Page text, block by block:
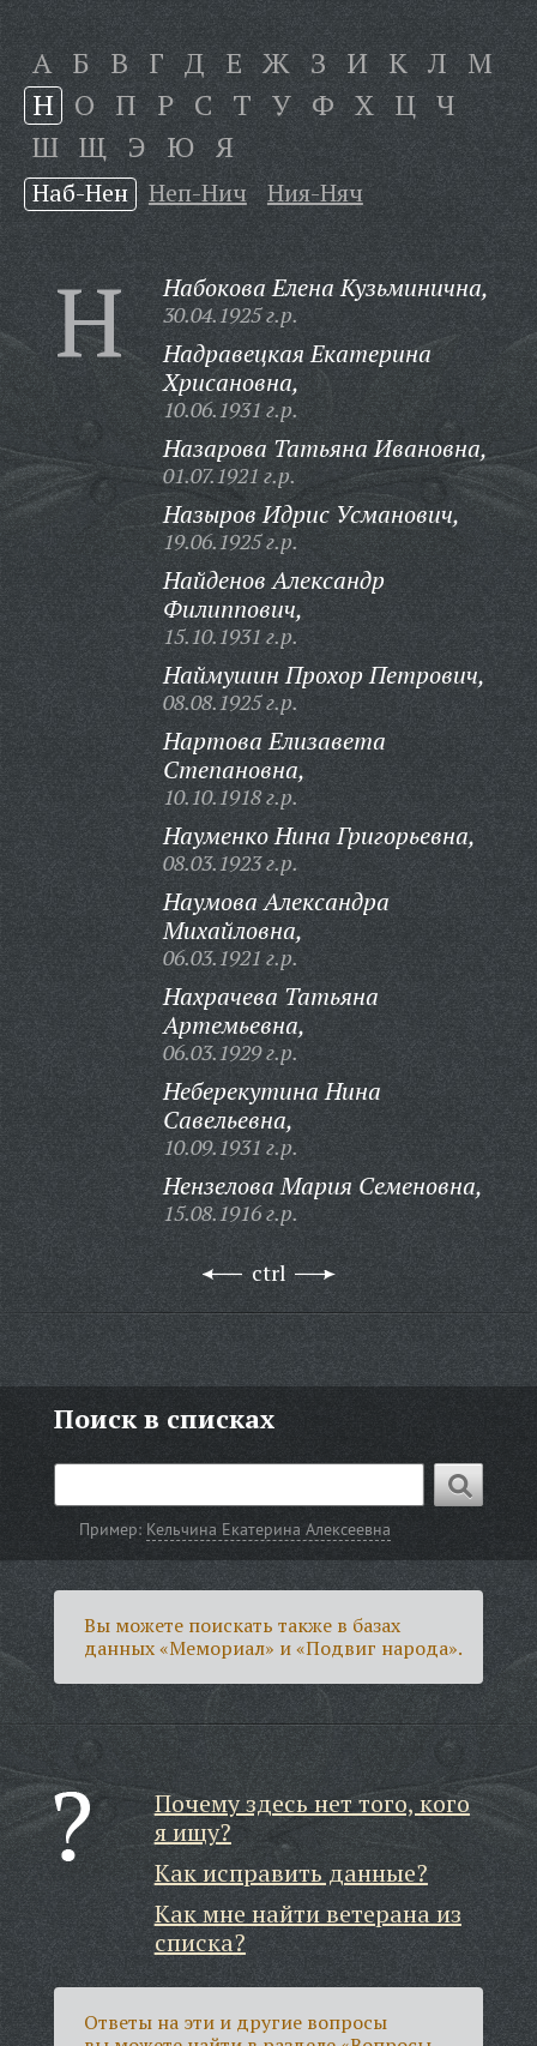
А Б В Г Д Е Ж З И К Л М
Н О П Р С Т У Ф Х Ц Ч
Ш Щ Э Ю Я
Наб-Нен Неп-Нич Ния-Няч
Н Набокова Елена Кузьминична,
30.04.1925 г.р.
Надравецкая Екатерина
Хрисановна,
10.06.1931 г.р.
Назарова Татьяна Ивановна,
01.07.1921 г.р.
Назыров Идрис Усманович,
19.06.1925 г.р.
Найденов Александр
Филиппович,
15.10.1931 г.р.
Наймушин Прохор Петрович,
08.08.1925 г.р.
Нартова Елизавета
Степановна,
10.10.1918 г.р.
Науменко Нина Григорьевна,
08.03.1923 г.р.
Наумова Александра
Михайловна,
06.03.1921 г.р.
Нахрачева Татьяна
Артемьевна,
06.03.1929 г.р.
Неберекутина Нина
Савельевна,
10.09.1931 г.р.
Нензелова Мария Семеновна,
15.08.1916 г.р.
ctrl
Поиск в списках
Пример: Кельчина Екатерина Алексеевна
Вы можете поискать также в базах
данных «Мемориал» и «Подвиг народа».
Почему здесь нет того, кого
я ищу?
Как исправить данные?
Как мне найти ветерана из
списка?
Ответы на эти и другие вопросы